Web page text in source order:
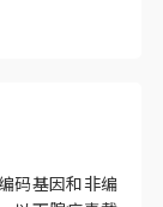
码基因和非编